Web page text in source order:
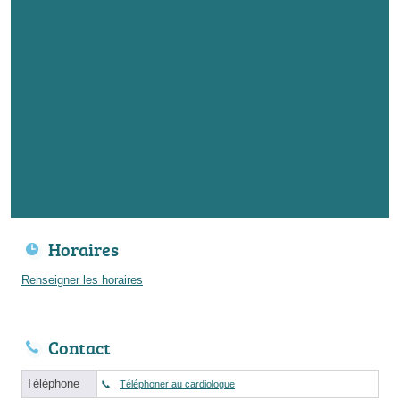
Horaires
Renseigner les horaires
Contact
Téléphone Téléphoner au cardiologue